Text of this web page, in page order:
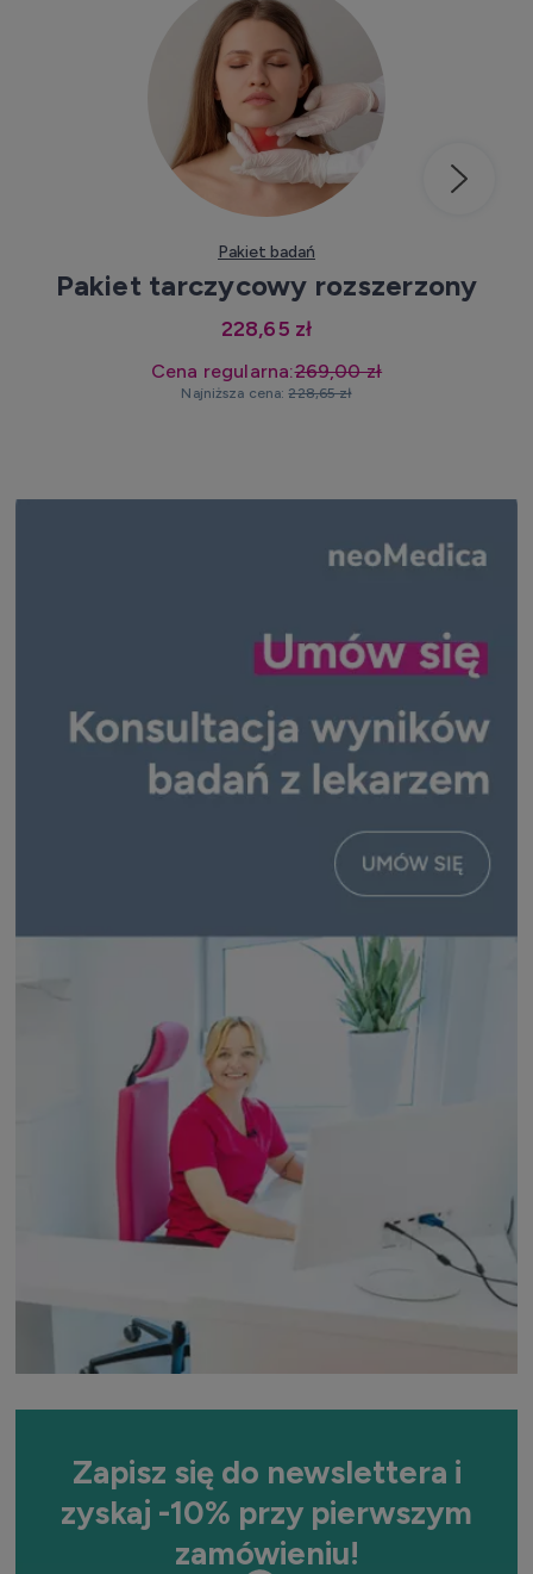
Pakiet badań
Pakiet tarczycowy rozszerzony
228,65 zł
Cena regularna:269,00 zł
Najniższa cena:228,65 zł
Kup teraz
Zapisz się do newslettera i
zyskaj -10% przy pierwszym
zamówieniu!